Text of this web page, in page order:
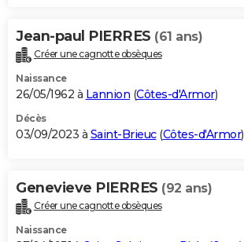
Jean-paul PIERRES (61 ans)
Créer une cagnotte obsèques
Naissance
26/05/1962 à Lannion (Côtes-d'Armor)
Décès
03/09/2023 à Saint-Brieuc(Côtes-d'Armor)
Genevieve PIERRES (92 ans)
Créer une cagnotte obsèques
Naissance